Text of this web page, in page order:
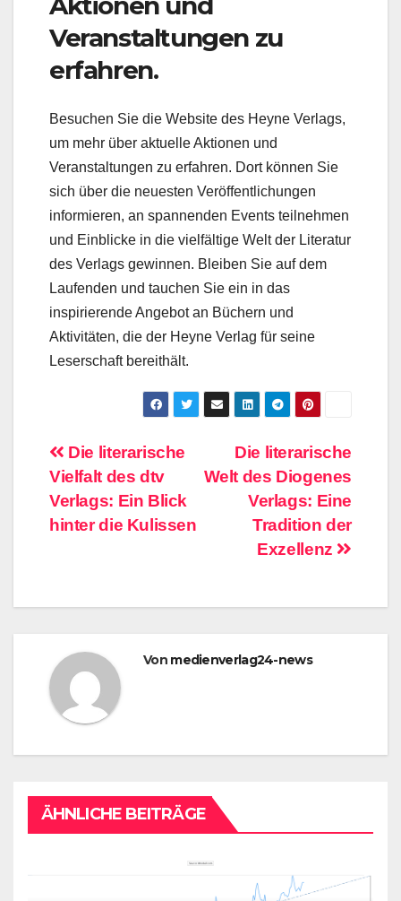
Veranstaltungen zu
erfahren.
Besuchen Sie die Website des Heyne Verlags,
um mehr über aktuelle Aktionen und
Veranstaltungen zu erfahren. Dort können Sie
sich über die neuesten Veröffentlichungen
informieren, an spannenden Events teilnehmen
und Einblicke in die vielfältige Welt der Literatur
des Verlags gewinnen. Bleiben Sie auf dem
Laufenden und tauchen Sie ein in das
inspirierende Angebot an Büchern und
Aktivitäten, die der Heyne Verlag für seine
Leserschaft bereithält.
Beitragsnavigation
Die literarische
Welt des Diogenes
Verlags: Eine
Tradition der
Exzellenz
Die literarische
Vielfalt des dtv
Verlags: Ein Blick
hinter die Kulissen
Von medienverlag24-news
ÄHNLICHE BEITRÄGE